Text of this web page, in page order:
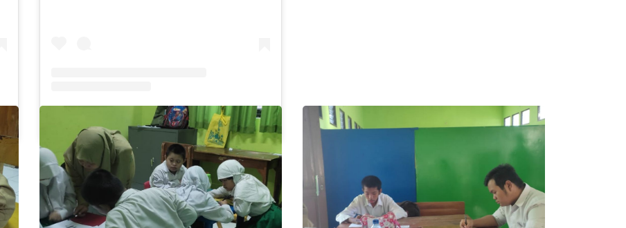
Sebuah kiriman dibagikan oleh SLB Al-Azhar Waru (@slbalazharwaru)